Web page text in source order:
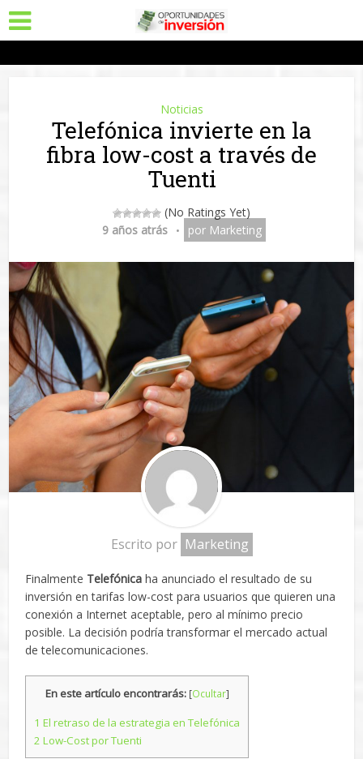
Noticias
Telefónica invierte en la
fibra low-cost a través de
Tuenti
(No Ratings Yet)
9 años atrás
por Marketing
Escrito por Marketing
Finalmente Telefónica ha anunciado el resultado de su
inversión en tarifas low-cost para usuarios que quieren una
conexión a Internet aceptable, pero al mínimo precio
posible. La decisión podría transformar el mercado actual
de telecomunicaciones.
En este artículo encontrarás: [Ocultar]
1 El retraso de la estrategia en Telefónica
2 Low-Cost por Tuenti